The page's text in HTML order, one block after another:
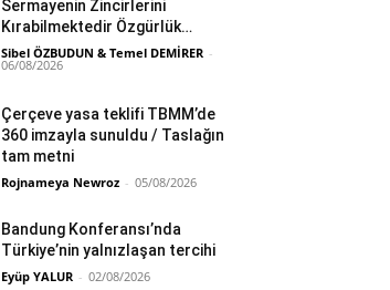
Sermayenin Zincirlerini
Kırabilmektedir Özgürlük…
Sibel ÖZBUDUN & Temel DEMİRER -
06/08/2026
Çerçeve yasa teklifi TBMM’de
360 imzayla sunuldu / Taslağın
tam metni
Rojnameya Newroz - 05/08/2026
Bandung Konferansı’nda
Türkiye’nin yalnızlaşan tercihi
Eyüp YALUR - 02/08/2026